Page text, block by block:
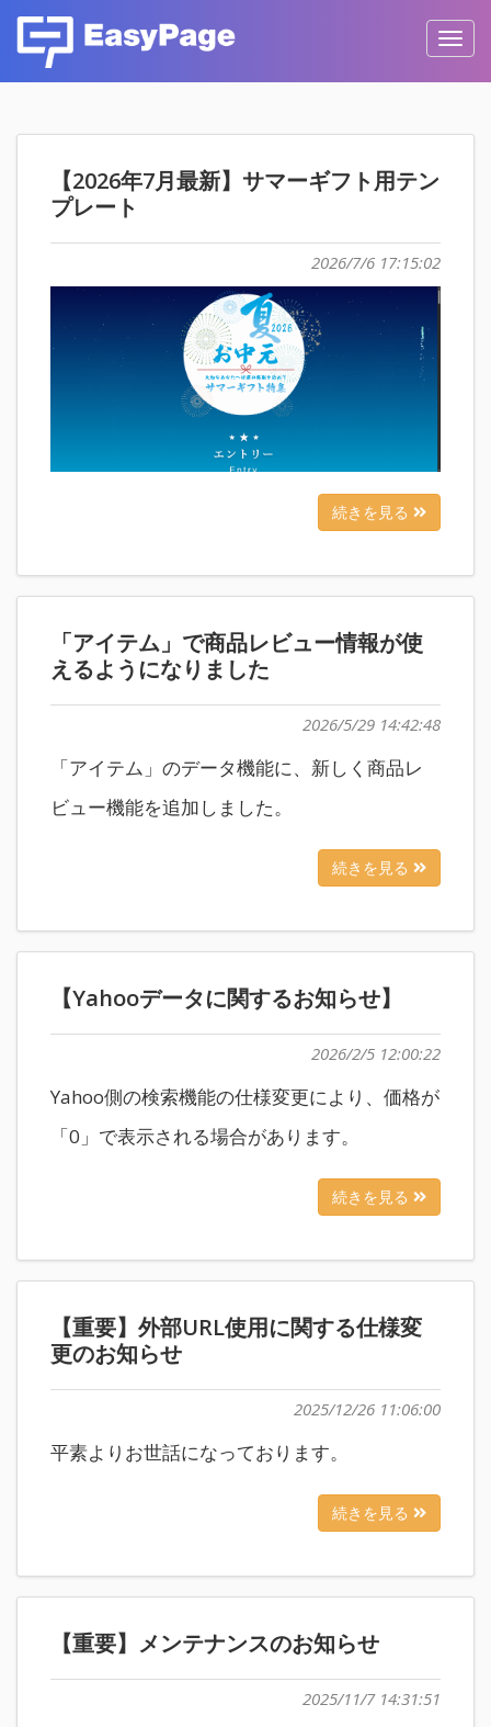
【2026年7月最新】サマーギフト用テン
プレート
2026/7/6 17:15:02
続きを見る
「アイテム」で商品レビュー情報が使
えるようになりました
2026/5/29 14:42:48
「アイテム」のデータ機能に、新しく商品レ
ビュー機能を追加しました。
続きを見る
【Yahooデータに関するお知らせ】
2026/2/5 12:00:22
Yahoo側の検索機能の仕様変更により、価格が
「0」で表示される場合があります。
続きを見る
【重要】外部URL使用に関する仕様変
更のお知らせ
2025/12/26 11:06:00
平素よりお世話になっております。
続きを見る
【重要】メンテナンスのお知らせ
2025/11/7 14:31:51